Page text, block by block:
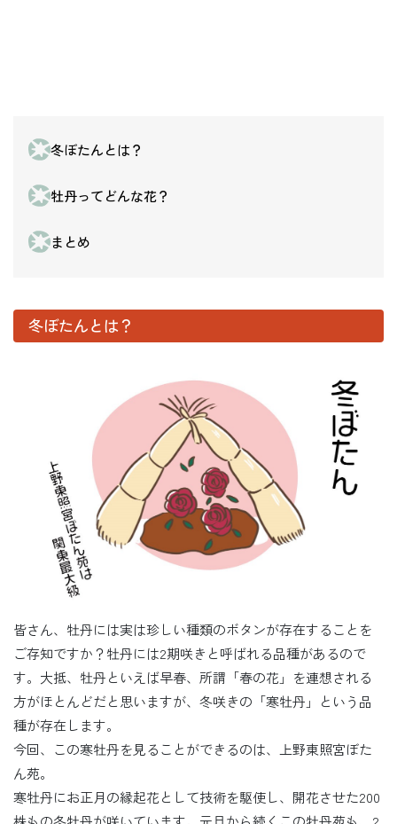
冬ぼたんとは？
牡丹ってどんな花？
まとめ
冬ぼたんとは？
皆さん、牡丹には実は珍しい種類のボタンが存在することを
ご存知ですか？牡丹には2期咲きと呼ばれる品種があるので
す。大抵、牡丹といえば早春、所謂「春の花」を連想される
方がほとんどだと思いますが、冬咲きの「寒牡丹」という品
種が存在します。
今回、この寒牡丹を見ることができるのは、上野東照宮ぼた
ん苑。
寒牡丹にお正月の縁起花として技術を駆使し、開花させた200